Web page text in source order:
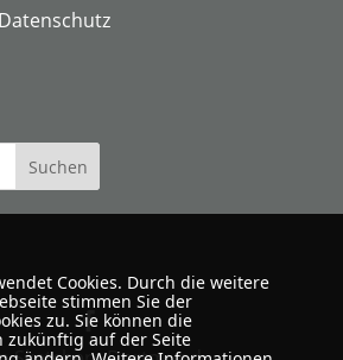
Cookies. Durch die weitere
stimmen Sie der
zu. Sie können die
zukünftig auf der Seite